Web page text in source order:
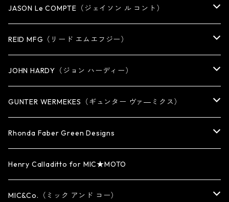
RING
EARRING・EAR CUFF
PENDANT
BRACELET
WATCH BAND
CUFF・BUNGLE
NECKLACE
JASON Le COMPTE（ジェイソン ル コント）
NECKLACE
BRACELET
KEY CHAIN
REID MFG（リード エムエフジー）
RING
EARRING
PENDANT
BRACELET/CUFF
NECKLACE
JOHN HARDY（ジョン ハーディー）
RING
BRACELET
PENDANT / NECKLACE
GUNTER WERMEKES（ギュンター ヴァ―ミクス）
RING
PENDANT / NECKLACE
EARRING
Rhonda Faber Green Designs
RING
PENDANT
Henry Calladitto for MIC★MOTO
MIC&Co.（ミック アンド コー）